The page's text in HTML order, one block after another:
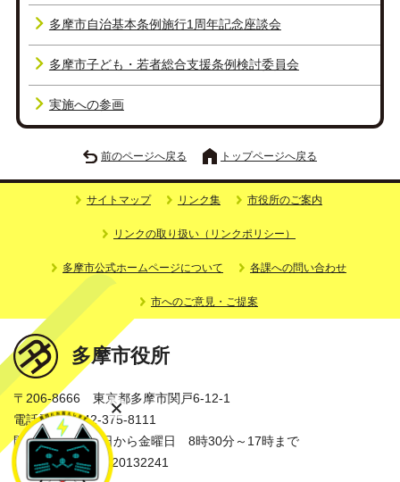
多摩市自治基本条例施行1周年記念座談会
多摩市子ども・若者総合支援条例検討委員会
実施への参画
前のページへ戻る トップページへ戻る
サイトマップ リンク集 市役所のご案内
リンクの取り扱い（リンクポリシー）
多摩市公式ホームページについて 各課への問い合わせ
市へのご意見・ご提案
多摩市役所
〒206-8666 東京都多摩市関戸6-12-1
電話番号：042-375-8111
開庁時間：月曜日から金曜日 8時30分～17時まで
法人番号：3000020132241